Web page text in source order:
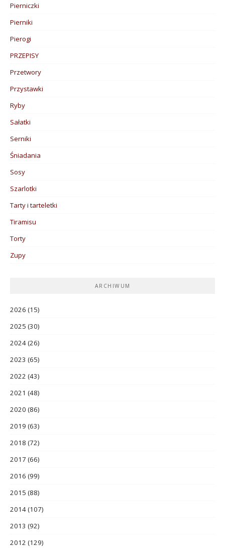
Pierniczki
Pierniki
Pierogi
PRZEPISY
Przetwory
Przystawki
Ryby
Sałatki
Serniki
Śniadania
Sosy
Szarlotki
Tarty i tarteletki
Tiramisu
Torty
Zupy
ARCHIWUM
2026 (15)
2025 (30)
2024(26)
2023 (65)
2022 (43)
2021 (48)
2020 (86)
2019 (63)
2018 (72)
2017 (66)
2016 (99)
2015 (88)
2014(107)
2013 (92)
2012 (129)